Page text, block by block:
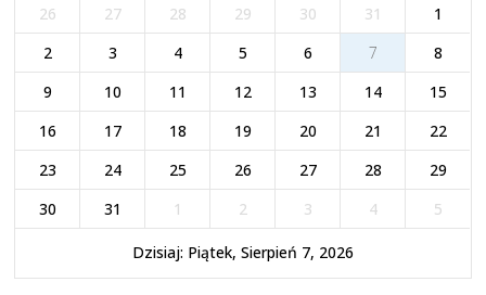
26 27 28 29 30 31
1
2
3 4 5 6 7
8
9
10 11 12 13 14
15
16
17 18 19 20 21
22
23
24 25 26 27 28
29
30
31 1 2 3 4 5
Dzisiaj: Piątek, Sierpień 7, 2026